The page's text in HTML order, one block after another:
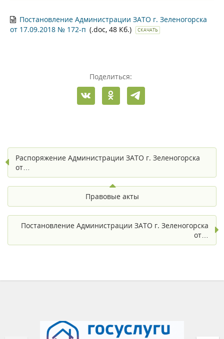
Постановление Администрации ЗАТО г. Зеленогорска
от 17.09.2018 № 172-п (.doc, 48 Кб.) СКАЧАТЬ
Поделиться:
Распоряжение Администрации ЗАТО г. Зеленогорска
от…
Правовые акты
Постановление Администрации ЗАТО г. Зеленогорска
от…